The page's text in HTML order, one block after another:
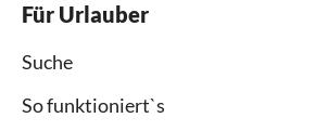
Für Urlauber
Suche
So funktioniert`s